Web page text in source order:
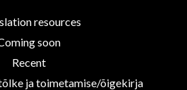
resources
soon
Recent
ja toimetamise/õigekirja